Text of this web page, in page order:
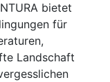
bietet
für
Landschaft